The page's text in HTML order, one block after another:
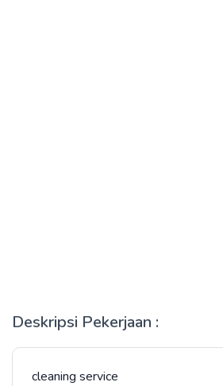
Deskripsi Pekerjaan :
cleaning service